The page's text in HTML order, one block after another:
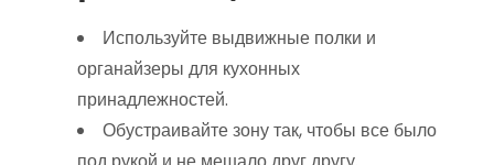
Используйте выдвижные полки и
органайзеры для кухонных
принадлежностей.
Обустраивайте зону так, чтобы все было